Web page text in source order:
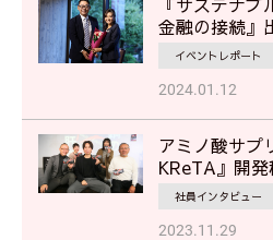
金融の接続』
経営に見るム
イベントレポート
2024.01.12
アミノ酸サプ
KReTA』開
部担当者が語
社員インタビュー
2023.11.29